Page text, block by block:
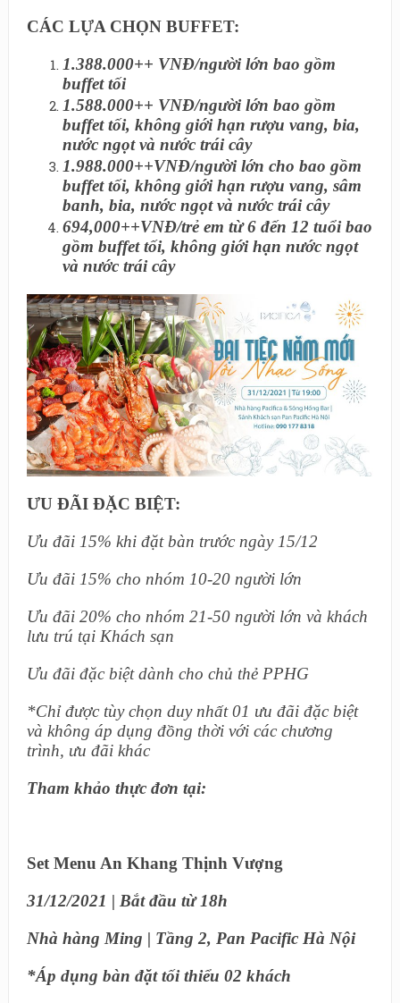
CÁC LỰA CHỌN BUFFET:
1.388.000++ VNĐ/người lớn bao gồm
buffet tối
1.588.000++ VNĐ/người lớn bao gồm
buffet tối, không giới hạn rượu vang, bia,
nước ngọt và nước trái cây
1.988.000++VNĐ/người lớn cho bao gồm
buffet tối, không giới hạn rượu vang, sâm
banh, bia, nước ngọt và nước trái cây
694,000++VNĐ/trẻ em từ 6 đến 12 tuổi bao
gồm buffet tối, không giới hạn nước ngọt
và nước trái cây
ƯU ĐÃI ĐẶC BIỆT:
Ưu đãi 15% khi đặt bàn trước ngày 15/12
Ưu đãi 15% cho nhóm 10-20 người lớn
Ưu đãi 20% cho nhóm 21-50 người lớn và khách
lưu trú tại Khách sạn
Ưu đãi đặc biệt dành cho chủ thẻ PPHG
*Chỉ được tùy chọn duy nhất 01 ưu đãi đặc biệt
và không áp dụng đồng thời với các chương
trình, ưu đãi khác
Tham khảo thực đơn tại:
Set Menu An Khang Thịnh Vượng
31/12/2021 | Bắt đầu từ 18h
Nhà hàng Ming | Tầng 2, Pan Pacific Hà Nội
*Áp dụng bàn đặt tối thiểu 02 khách